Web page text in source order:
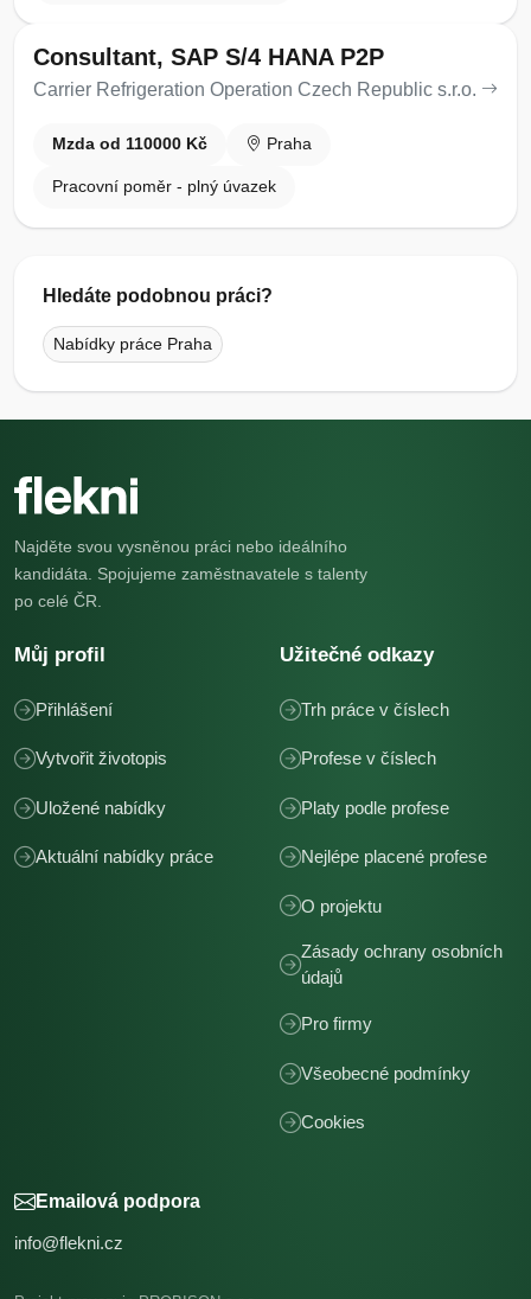
Consultant, SAP S/4 HANA P2P
Carrier Refrigeration Operation Czech Republic s.r.o.
Mzda od 110000 Kč Praha
Pracovní poměr - plný úvazek
Hledáte podobnou práci?
Nabídky práce Praha
Najděte svou vysněnou práci nebo ideálního
kandidáta. Spojujeme zaměstnavatele s talenty
po celé ČR.
Můj profil
Přihlášení
Vytvořit životopis
Uložené nabídky
Aktuální nabídky práce
Užitečné odkazy
Trh práce v číslech
Profese v číslech
Platy podle profese
Nejlépe placené profese
O projektu
Zásady ochrany osobních
údajů
Pro firmy
Všeobecné podmínky
Cookies
Emailová podpora
info@flekni.cz